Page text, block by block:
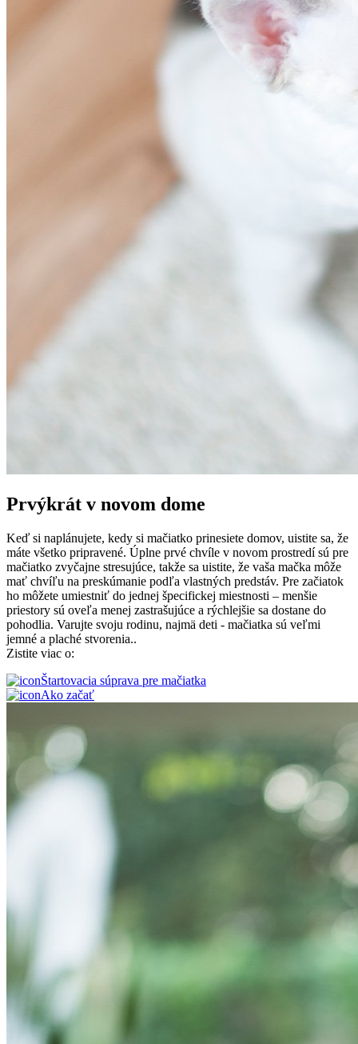
Prvýkrát v novom dome
Keď si naplánujete, kedy si mačiatko prinesiete domov, uistite sa, že
máte všetko pripravené. Úplne prvé chvíle v novom prostredí sú pre
mačiatko zvyčajne stresujúce, takže sa uistite, že vaša mačka môže
mať chvíľu na preskúmanie podľa vlastných predstáv. Pre začiatok
ho môžete umiestniť do jednej špecifickej miestnosti – menšie
priestory sú oveľa menej zastrašujúce a rýchlejšie sa dostane do
pohodlia. Varujte svoju rodinu, najmä deti - mačiatka sú veľmi
jemné a plaché stvorenia..
Zistite viac o:
Štartovacia súprava pre mačiatka
Ako začať